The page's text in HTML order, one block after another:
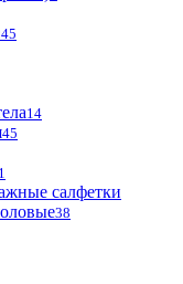
14
45
салфетки
38